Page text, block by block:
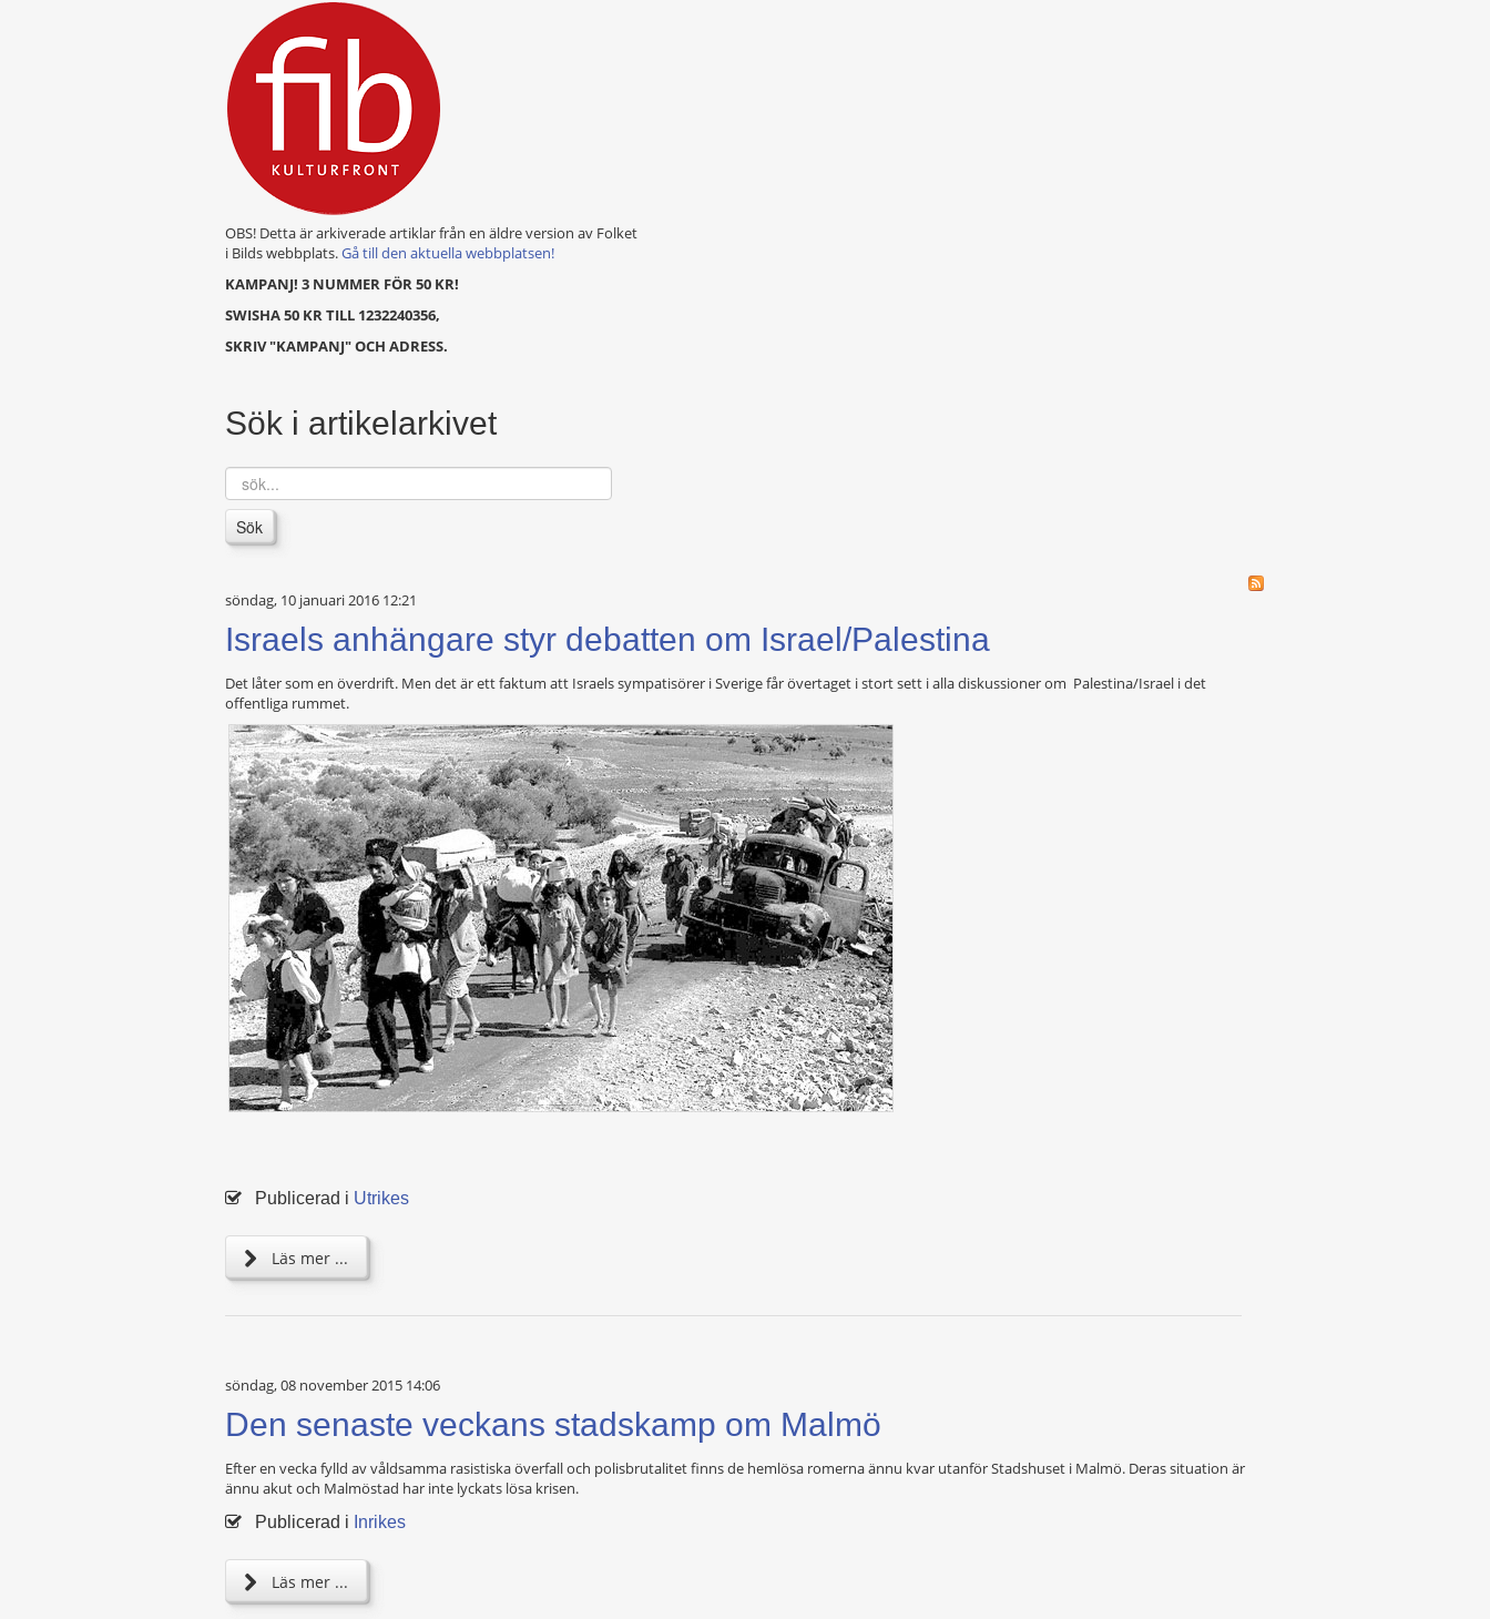
OBS! Detta är arkiverade artiklar från en äldre version av Folket
i Bilds webbplats.Gå till den aktuella webbplatsen!
KAMPANJ! 3 NUMMER FÖR 50 KR!
SWISHA 50 KR TILL 1232240356,
SKRIV "KAMPANJ" OCH ADRESS.
Sök i artikelarkivet
sök...
Sök
söndag, 10 januari 2016 12:21
Israels anhängare styr debatten om Israel/Palestina
Det låter som en överdrift. Men det är ett faktum att Israels sympatisörer i Sverige får övertaget i stort sett i alla diskussioner om Palestina/Israel i det
offentliga rummet.
Publicerad i Utrikes
Läs mer ...
söndag, 08 november 2015 14:06
Den senaste veckans stadskamp om Malmö
Efter en vecka fylld av våldsamma rasistiska överfall och polisbrutalitet finns de hemlösa romerna ännu kvar utanför Stadshuset i Malmö. Deras situation är
ännu akut och Malmöstad har inte lyckats lösa krisen.
Publicerad i Inrikes
Läs mer ...